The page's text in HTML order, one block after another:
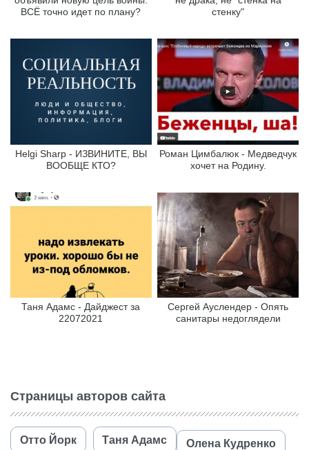
ВСЁ точно идет по плану?
стенку"
Helgi Sharp - ИЗВИНИТЕ, ВЫ
ВООБЩЕ КТО?
Роман Цимбалюк - Медведчук
хочет на Родину.
Таня Адамс - Дайджест за
22072021
Сергей Ауслендер - Опять
санитары недоглядели
Страницы авторов сайта
Отто Йорк Таня Адамс Олена Кудренко